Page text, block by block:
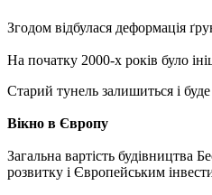
Згодом відбулася деформація
На початку 2000-х років було
Старий тунель залишиться і
Вікно в Європу
Загальна вартість будівництва
розвитку і Європейським